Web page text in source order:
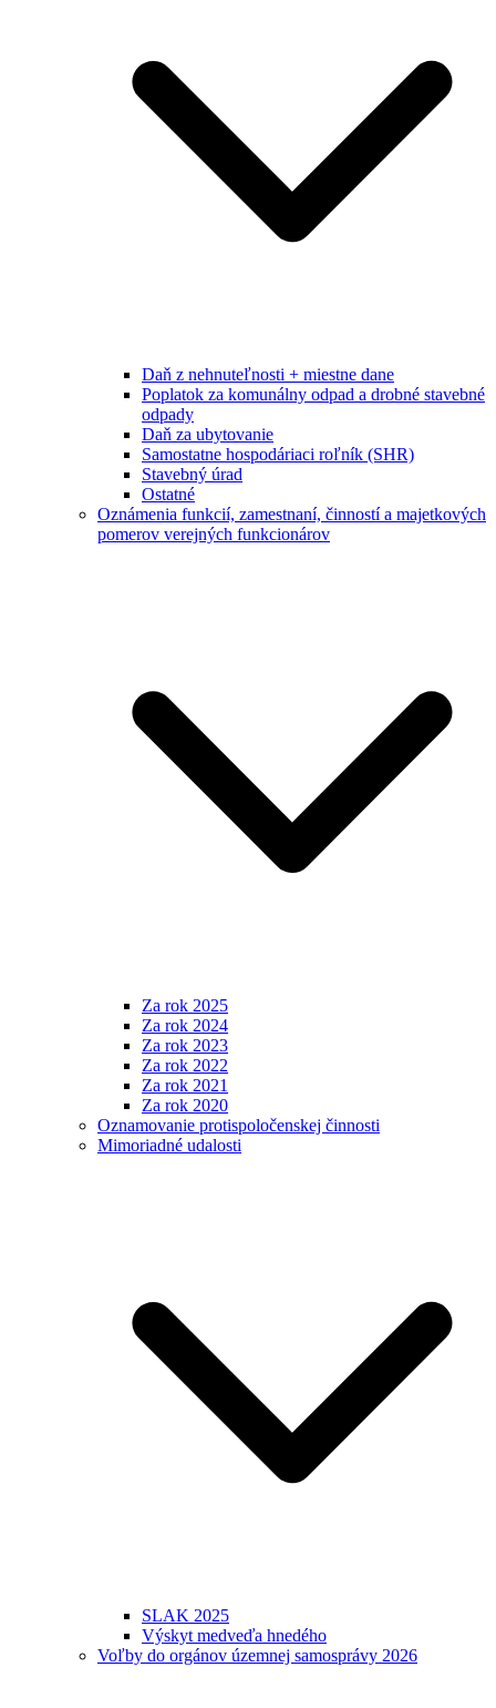
Daň z nehnuteľnosti + miestne dane
Poplatok za komunálny odpad a drobné stavebné
odpady
Daň za ubytovanie
Samostatne hospodáriaci roľník (SHR)
Stavebný úrad
Ostatné
Oznámenia funkcií, zamestnaní, činností a majetkových
pomerov verejných funkcionárov
Za rok 2025
Za rok 2024
Za rok 2023
Za rok 2022
Za rok 2021
Za rok 2020
Oznamovanie protispoločenskej činnosti
Mimoriadné udalosti
SLAK 2025
Výskyt medveďa hnedého
Voľby do orgánov územnej samosprávy 2026